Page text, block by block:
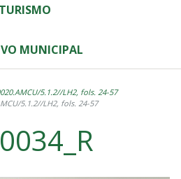
TURISMO
MUNICIPAL
5.1.2//LH2, fols. 24-57
5.1.2//LH2, fols. 24-57